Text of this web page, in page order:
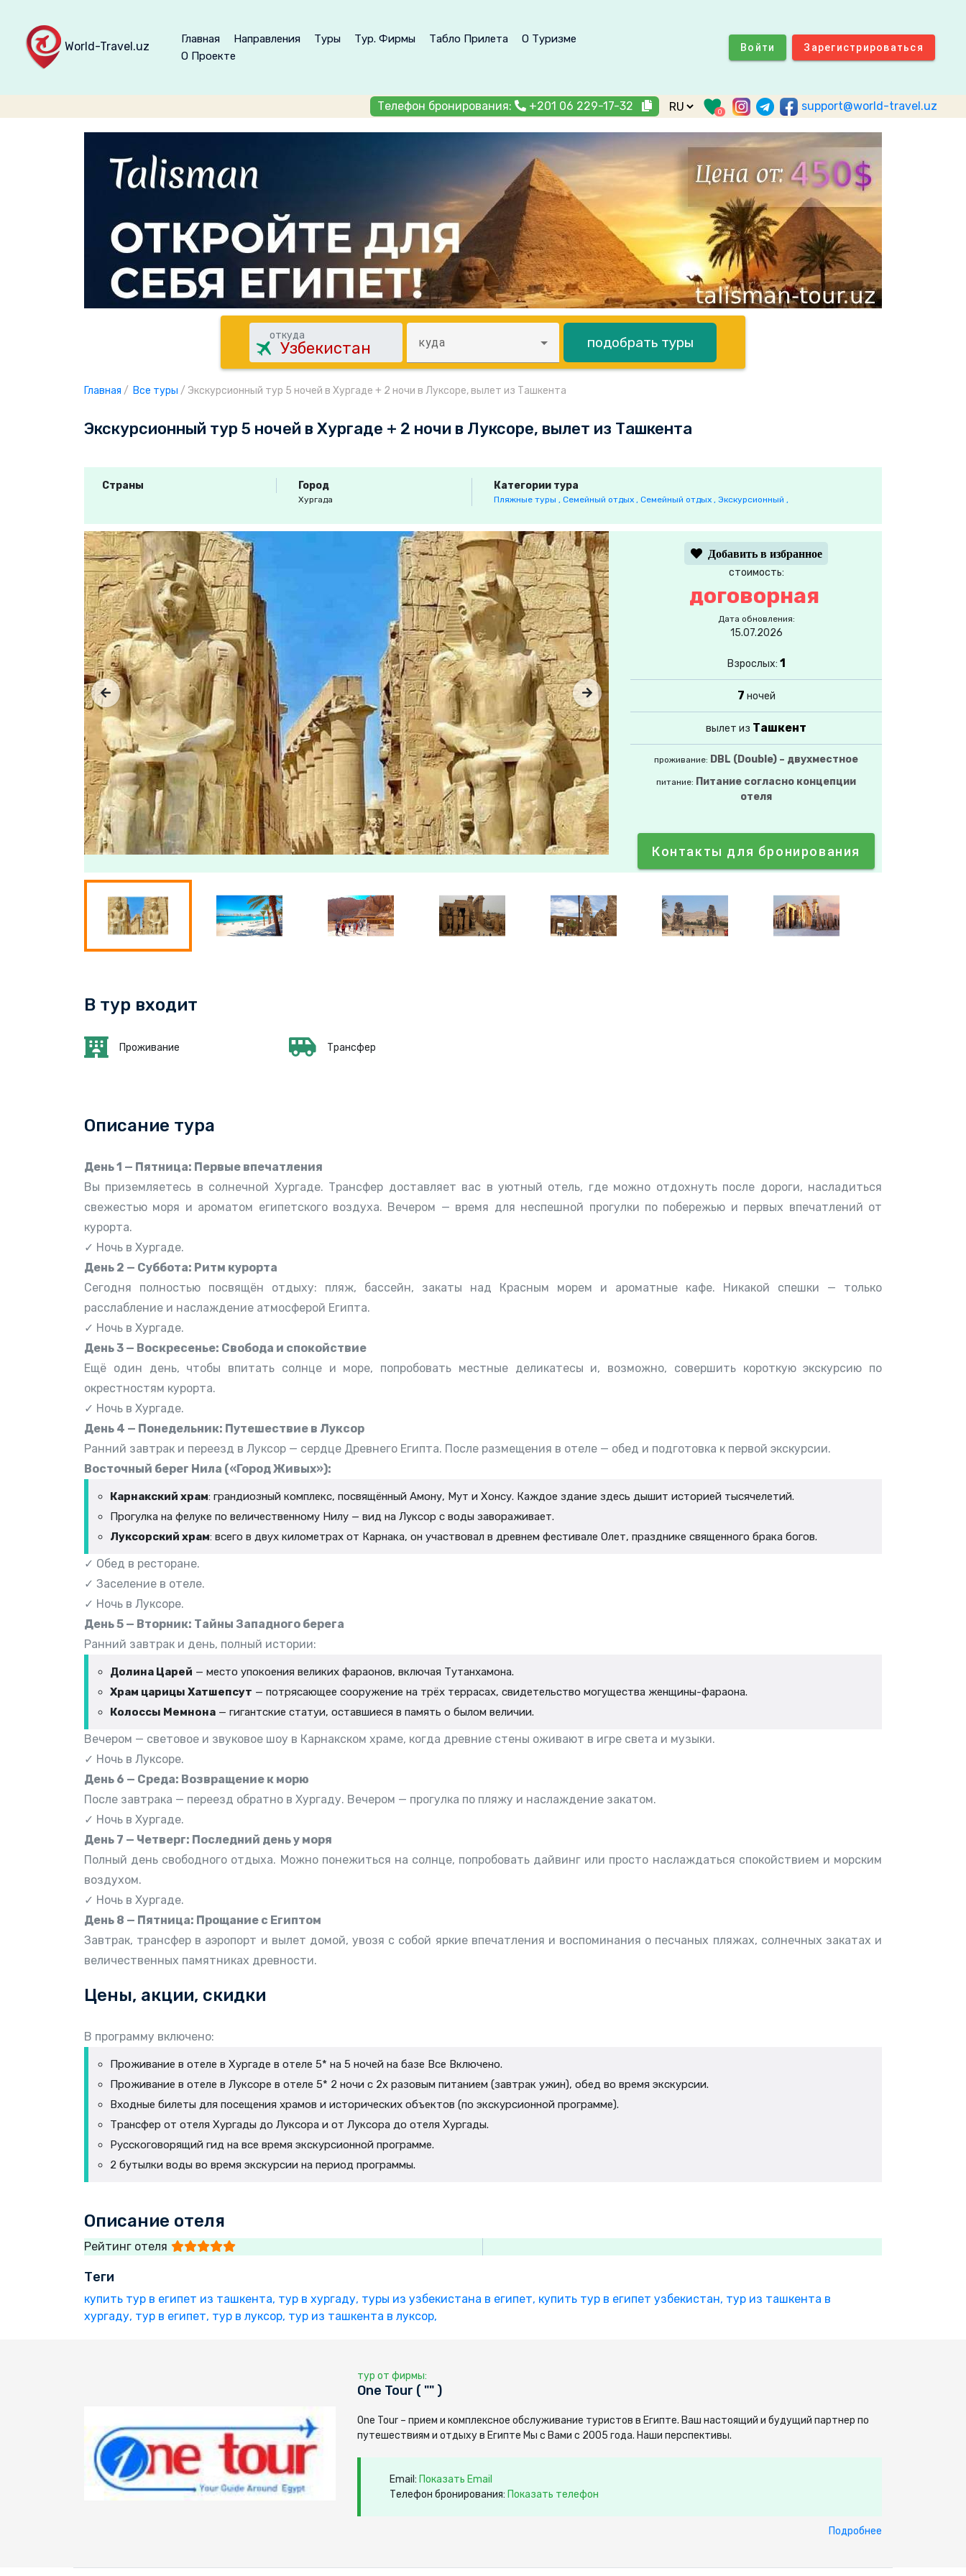
World-Travel.uz
Главная Направления Туры Тур. Фирмы Табло Прилета
О Туризме
О Проекте
Войти Зарегистрироваться
Телефон бронирования: +201 06 229-17-32 0 support@world-travel.uz
откуда
куда подобрать туры
Главная / Все туры / Экскурсионный тур 5 ночей в Хургаде + 2 ночи в Луксоре, вылет из Ташкента
Экскурсионный тур 5 ночей в Хургаде + 2 ночи в Луксоре, вылет из Ташкента
Страны Город
Хургада
Категории тура
Пляжные туры , Семейный отдых , Семейный отдых , Экскурсионный ,
Добавить в избранное
стоимость:
договорная
Дата обновления:
15.07.2026
Взрослых: 1
7 ночей
вылет из Ташкент
проживание: DBL (Double) – двухместное
питание: Питание согласно концепции
отеля
Контакты для бронирования
В тур входит
Проживание Трансфер
Описание тура
День 1 — Пятница: Первые впечатления
Вы приземляетесь в солнечной Хургаде. Трансфер доставляет вас в уютный отель, где можно отдохнуть после дороги, насладиться
свежестью моря и ароматом египетского воздуха. Вечером — время для неспешной прогулки по побережью и первых впечатлений от
курорта.
✓ Ночь в Хургаде.
День 2 — Суббота: Ритм курорта
Сегодня полностью посвящён отдыху: пляж, бассейн, закаты над Красным морем и ароматные кафе. Никакой спешки — только
расслабление и наслаждение атмосферой Египта.
✓ Ночь в Хургаде.
День 3 — Воскресенье: Свобода и спокойствие
Ещё один день, чтобы впитать солнце и море, попробовать местные деликатесы и, возможно, совершить короткую экскурсию по
окрестностям курорта.
✓ Ночь в Хургаде.
День 4 — Понедельник: Путешествие в Луксор
Ранний завтрак и переезд в Луксор — сердце Древнего Египта. После размещения в отеле — обед и подготовка к первой экскурсии.
Восточный берег Нила («Город Живых»):
Карнакский храм: грандиозный комплекс, посвящённый Амону, Мут и Хонсу. Каждое здание здесь дышит историей тысячелетий.
Прогулка на фелуке по величественному Нилу — вид на Луксор с воды завораживает.
Луксорский храм: всего в двух километрах от Карнака, он участвовал в древнем фестивале Олет, празднике священного брака богов.
✓ Обед в ресторане.
✓ Заселение в отеле.
✓ Ночь в Луксоре.
День 5 — Вторник: Тайны Западного берега
Ранний завтрак и день, полный истории:
Долина Царей — место упокоения великих фараонов, включая Тутанхамона.
Храм царицы Хатшепсут — потрясающее сооружение на трёх террасах, свидетельство могущества женщины-фараона.
Колоссы Мемнона — гигантские статуи, оставшиеся в память о былом величии.
Вечером — световое и звуковое шоу в Карнакском храме, когда древние стены оживают в игре света и музыки.
✓ Ночь в Луксоре.
День 6 — Среда: Возвращение к морю
После завтрака — переезд обратно в Хургаду. Вечером — прогулка по пляжу и наслаждение закатом.
✓ Ночь в Хургаде.
День 7 — Четверг: Последний день у моря
Полный день свободного отдыха. Можно понежиться на солнце, попробовать дайвинг или просто наслаждаться спокойствием и морским
воздухом.
✓ Ночь в Хургаде.
День 8 — Пятница: Прощание с Египтом
Завтрак, трансфер в аэропорт и вылет домой, увозя с собой яркие впечатления и воспоминания о песчаных пляжах, солнечных закатах и
величественных памятниках древности.
Цены, акции, скидки
В программу включено:
Проживание в отеле в Хургаде в отеле 5* на 5 ночей на базе Все Включено.
Проживание в отеле в Луксоре в отеле 5* 2 ночи с 2х разовым питанием (завтрак ужин), обед во время экскурсии.
Входные билеты для посещения храмов и исторических объектов (по экскурсионной программе).
Трансфер от отеля Хургады до Луксора и от Луксора до отеля Хургады.
Русскоговорящий гид на все время экскурсионной программе.
2 бутылки воды во время экскурсии на период программы.
Описание отеля
Рейтинг отеля
Теги
купить тур в египет из ташкента, тур в хургаду, туры из узбекистана в египет, купить тур в египет узбекистан, тур из ташкента в
хургаду, тур в египет, тур в луксор, тур из ташкента в луксор,
тур от фирмы:
One Tour ( "" )
One Tour – прием и комплексное обслуживание туристов в Египте. Ваш настоящий и будущий партнер по
путешествиям и отдыху в Египте Мы с Вами с 2005 года. Наши перспективы.
Email: Показать Email
Телефон бронирования: Показать телефон
Подробнее